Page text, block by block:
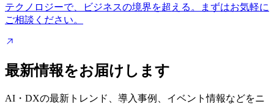
テクノロジーで、ビジネスの境界を超える。まずはお気軽に
ご相談ください。
最新情報をお届けします
AI・DXの最新トレンド、導入事例、イベント情報などをニ